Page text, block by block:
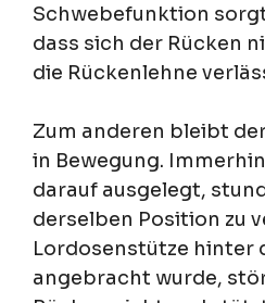
Schwebefunktion
dass sich der Rücken
die Rückenlehne
Zum anderen bleibt
in Bewegung.
darauf ausgelegt,
derselben Position zu
Lordosenstütze hinter
angebracht wurde,